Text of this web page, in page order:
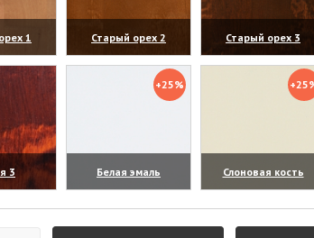
1
Старый орех 2
(увеличить)
Старый орех 3
(увеличить)
3
+25%
Белая эмаль
(увеличить)
Слоновая кость
(увеличить)